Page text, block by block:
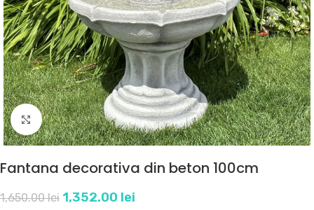
Click to enlarge
Fantana decorativa din beton 100cm
1,650.00lei 1,352.00 lei